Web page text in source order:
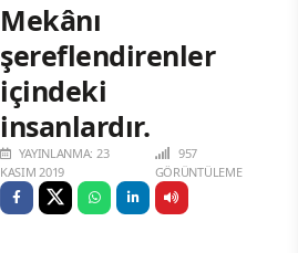
Mekânı
şereflendirenler
içindeki
insanlardır.
YAYINLANMA: 23
KASIM 2019
957
GÖRÜNTÜLEME